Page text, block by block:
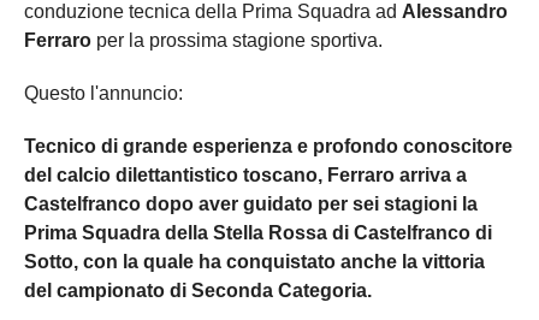
conduzione tecnica della Prima Squadra ad Alessandro
Ferraro per la prossima stagione sportiva.
Questo l'annuncio:
Tecnico di grande esperienza e profondo conoscitore
del calcio dilettantistico toscano, Ferraro arriva a
Castelfranco dopo aver guidato per sei stagioni la
Prima Squadra della Stella Rossa di Castelfranco di
Sotto, con la quale ha conquistato anche la vittoria
del campionato di Seconda Categoria.